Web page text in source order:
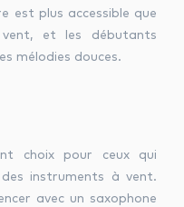
est plus accessible que
vent, et les débutants
mélodies douces.
choix pour ceux qui
instruments à vent.
avec un saxophone